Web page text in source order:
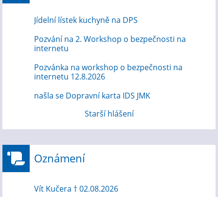
Jídelní lístek kuchyně na DPS
Pozvání na 2. Workshop o bezpečnosti na
internetu
Pozvánka na workshop o bezpečnosti na
internetu 12.8.2026
našla se Dopravní karta IDS JMK
Starší hlášení
Oznámení
Vít Kučera † 02.08.2026